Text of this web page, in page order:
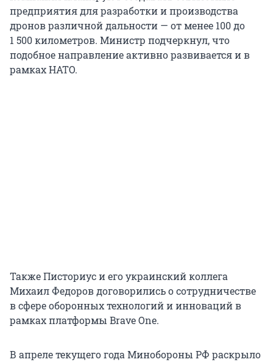
предприятия для разработки и производства
дронов различной дальности — от менее 100 до
1 500 километров. Министр подчеркнул, что
подобное направление активно развивается и в
рамках НАТО.
Также Писториус и его украинский коллега
Михаил Федоров договорились о сотрудничестве
в сфере оборонных технологий и инноваций в
рамках платформы Brave One.
В апреле текущего года Минобороны РФ раскрыло